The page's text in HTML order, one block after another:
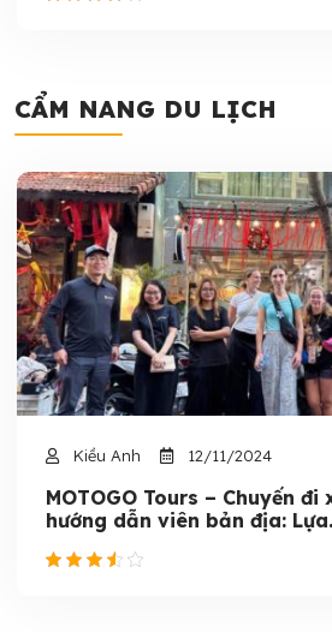
CẨM NANG DU LỊCH
Kiều Anh 12/11/2024
MOTOGO Tours – Chuyến đi
hướng dẫn viên bản địa: